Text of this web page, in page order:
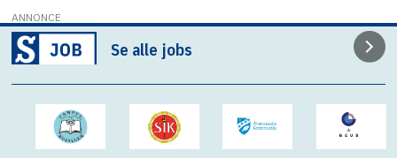
ANNONCE
Se alle jobs